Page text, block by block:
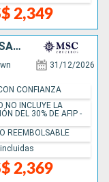
2,349
BARBADOS, ANTIGUA Y BARBUDA, SAN MARTÍN, REPÚBLICA DOMINICANA
31/12/2026
2,369
CONFIANZA
NO INCLUYE LA
DEL 30% DE AFIP -
REEMBOLSABLE